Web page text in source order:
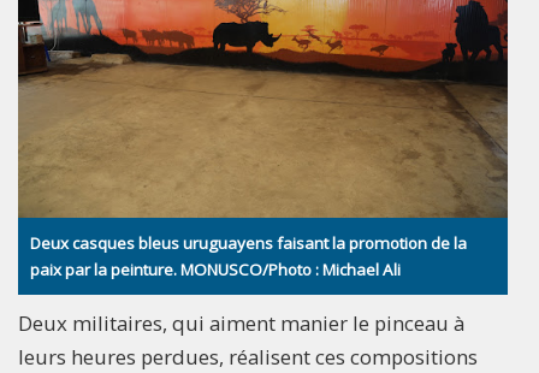
Deux casques bleus uruguayens faisant la promotion de la
paix par la peinture. MONUSCO/Photo : Michael Ali
Deux militaires, qui aiment manier le pinceau à
leurs heures perdues, réalisent ces compositions